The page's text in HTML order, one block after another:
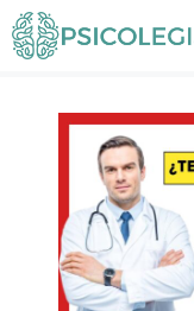
Saltar
al